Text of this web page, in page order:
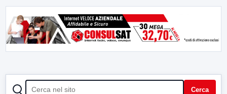
CERCA Cerca